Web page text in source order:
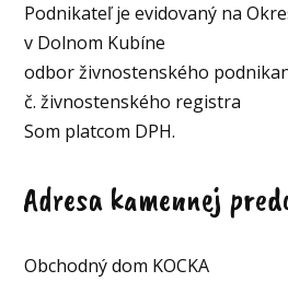
Podnikateľ je evidovaný na
v Dolnom Kubíne
odbor živnostenského
č. živnostenského registra
Som platcom DPH.
Adresa kamennej
Obchodný dom KOCKA